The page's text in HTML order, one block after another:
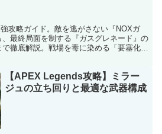
攻略ガイド。敵を逃がさない『NOXガ
最終局面を制する『ガスグレネード』の
徹底解説。戦場を毒に染める「要塞化の
【APEX Legends攻略】ミラー
ジュの立ち回りと最適な武器構成